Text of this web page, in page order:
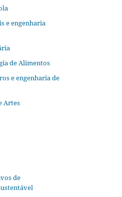
e engenharia
de Alimentos
e engenharia de
Artes
de